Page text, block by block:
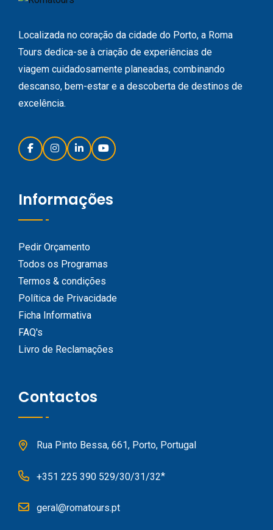
Localizada no coração da cidade do Porto, a Roma
Tours dedica-se à criação de experiências de
viagem cuidadosamente planeadas, combinando
descanso, bem-estar e a descoberta de destinos de
excelência.
Informações
Pedir Orçamento
Todos os Programas
Termos & condições
Política de Privacidade
Ficha Informativa
FAQ's
Livro de Reclamações
Contactos
Rua Pinto Bessa, 661, Porto, Portugal
+351 225 390 529/30/31/32*
geral@romatours.pt